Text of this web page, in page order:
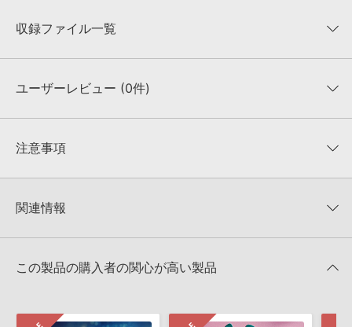
収録ファイル一覧
収録ファイル一覧
ユーザーレビュー (0件)
★★★★★
★5
★4
★1
注意事項
KONTAKTフォーマットは、
でお使いいただけます。無償版のKONTAKT PLAYERではお使いい
4GBを超えるデータに関するご注意：FAT32でフォーマットされた
きます際には、NTFSやHFS＋でフォーマットされたHDDをご用意
関連情報
心のサンプル集が50%OFF！
この製品の購入者の関心が高い製品